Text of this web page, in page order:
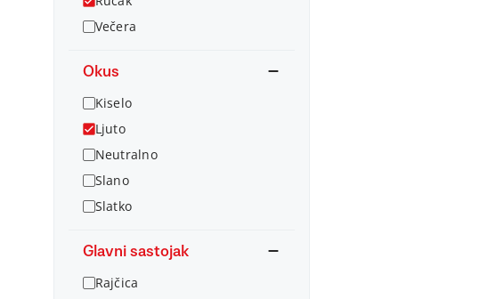
Večera
Okus
Kiselo
Ljuto
Neutralno
Slano
Slatko
Glavni sastojak
Rajčica